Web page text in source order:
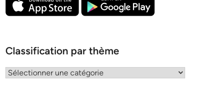
Classification par thème
Classification